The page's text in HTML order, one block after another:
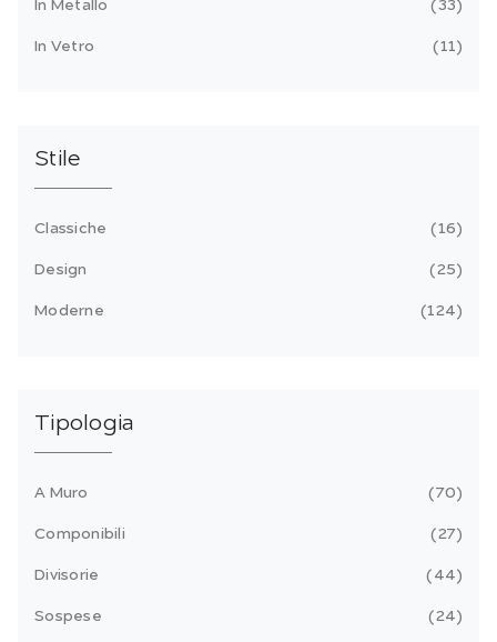
In Metallo 33
In Vetro 11
Stile
Classiche 16
Design 25
Moderne 124
Tipologia
A Muro 70
Componibili 27
Divisorie 44
Sospese 24